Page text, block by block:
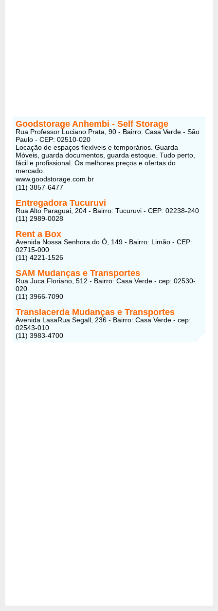
Goodstorage Anhembi - Self Storage
Rua Professor Luciano Prata, 90 - Bairro: Casa Verde - São
Paulo - CEP: 02510-020
Locação de espaços flexíveis e temporários. Guarda
Móveis, guarda documentos, guarda estoque. Tudo perto,
fácil e profissional. Os melhores preços e ofertas do
mercado.
www.goodstorage.com.br
(11) 3857-6477
Entregadora Tucuruvi
Rua Alto Paraguai, 204 - Bairro: Tucuruvi - CEP: 02238-240
(11) 2989-0028
Rent a Box
Avenida Nossa Senhora do Ó, 149 - Bairro: Limão - CEP:
02715-000
(11) 4221-1526
SAM Mudanças e Transportes
Rua Juca Floriano, 512 - Bairro: Casa Verde - cep: 02530-
020
(11) 3966-7090
Translacerda Mudanças e Transportes
Avenida LasaRua Segall, 236 - Bairro: Casa Verde - cep:
02543-010
(11) 3983-4700